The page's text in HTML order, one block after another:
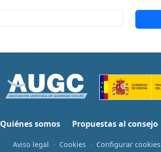
Quiénes somos Propuestas al consejo
Aviso legal · Cookies · Configurar cookies